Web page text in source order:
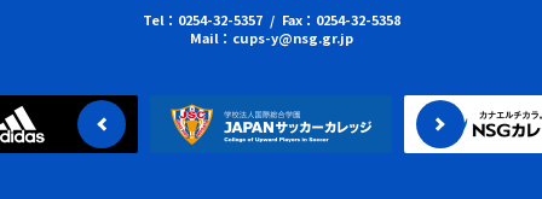
Tel：0254-32-5357 / Fax：0254-32-5358
Mail：cups-y@nsg.gr.jp